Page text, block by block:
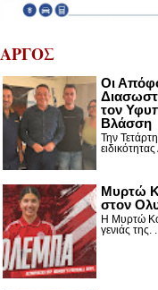
ΑΡΓΟΣ
Οι
τον
Βλάσση
Την
Μυρτώ
στον
Η Μυρτώ
γενιάς της.